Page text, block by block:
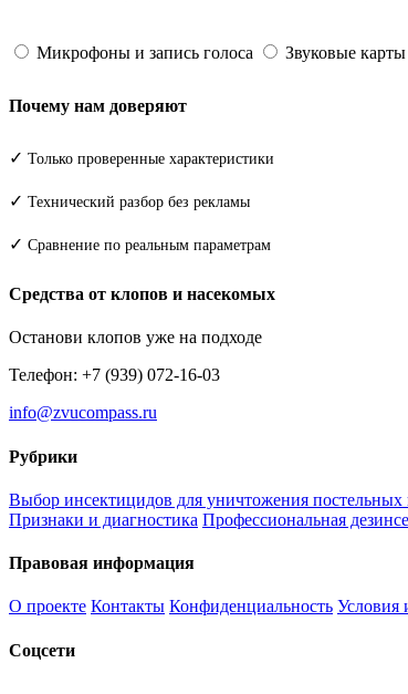
Микрофоны и запись голоса Звуковые
Почему нам доверяют
✓ Только проверенные характеристики
✓ Технический разбор без рекламы
✓ Сравнение по реальным параметрам
Средства от клопов и насекомых
Останови клопов уже на подходе
Телефон: +7 (939) 072-16-03
info@zvucompass.ru
Рубрики
Выбор инсектицидов для уничтожения постельных
Признаки и диагностика Профессиональная
Правовая информация
О проекте Контакты Конфиденциальность Условия
Соцсети